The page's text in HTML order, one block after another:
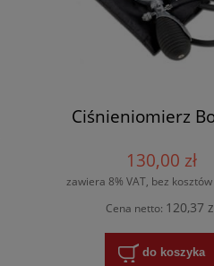
Ciśnieniomierz
130,00 zł
zawiera 8% VAT, bez
Cena netto: 120,37
do koszyka